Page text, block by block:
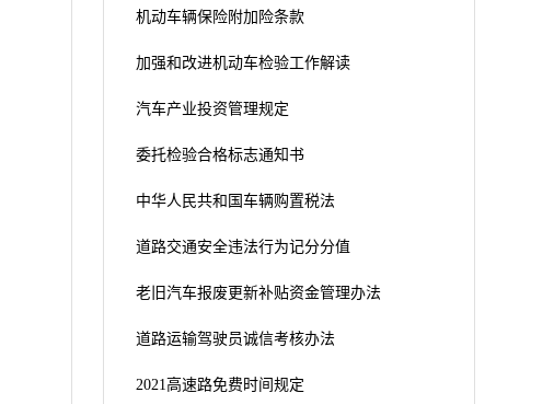
机动车辆保险附加险条款
加强和改进机动车检验工作解读
汽车产业投资管理规定
委托检验合格标志通知书
中华人民共和国车辆购置税法
道路交通安全违法行为记分分值
老旧汽车报废更新补贴资金管理办法
道路运输驾驶员诚信考核办法
2021高速路免费时间规定